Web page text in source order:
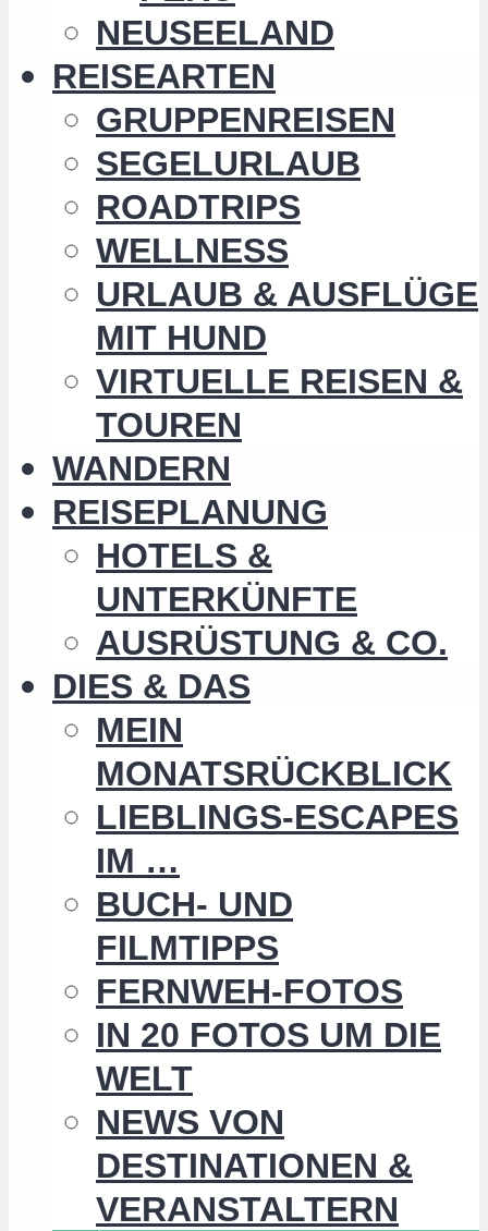
NEUSEELAND
REISEARTEN
GRUPPENREISEN
SEGELURLAUB
ROADTRIPS
WELLNESS
URLAUB & AUSFLÜGE
MIT HUND
VIRTUELLE REISEN &
TOUREN
WANDERN
REISEPLANUNG
HOTELS &
UNTERKÜNFTE
AUSRÜSTUNG & CO.
DIES & DAS
MEIN
MONATSRÜCKBLICK
LIEBLINGS-ESCAPES
IM …
BUCH- UND
FILMTIPPS
FERNWEH-FOTOS
IN 20 FOTOS UM DIE
WELT
NEWS VON
DESTINATIONEN &
VERANSTALTERN